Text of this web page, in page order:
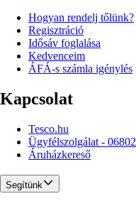
Hogyan rendelj tőlünk?
Regisztráció
Idősáv foglalása
Kedvenceim
ÁFÁ-s számla igénylés
Kapcsolat
Tesco.hu
Ügyfélszolgálat -
Áruházkereső
Segítünk